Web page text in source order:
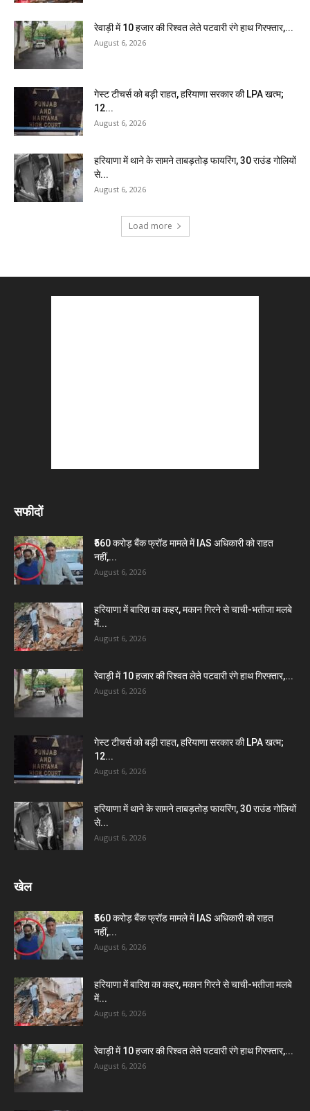
रेवाड़ी में 10 हजार की रिश्वत लेते पटवारी रंगे हाथ गिरफ्तार,...
August 6, 2026
गेस्ट टीचर्स को बड़ी राहत, हरियाणा सरकार की LPA खत्म;
12...
August 6, 2026
हरियाणा में थाने के सामने ताबड़तोड़ फायरिंग, 30 राउंड गोलियों
से...
August 6, 2026
Load more
सफीदों
₹560 करोड़ बैंक फ्रॉड मामले में IAS अधिकारी को राहत
नहीं,...
August 6, 2026
हरियाणा में बारिश का कहर, मकान गिरने से चाची-भतीजा मलबे
में...
August 6, 2026
रेवाड़ी में 10 हजार की रिश्वत लेते पटवारी रंगे हाथ गिरफ्तार,...
August 6, 2026
गेस्ट टीचर्स को बड़ी राहत, हरियाणा सरकार की LPA खत्म;
12...
August 6, 2026
हरियाणा में थाने के सामने ताबड़तोड़ फायरिंग, 30 राउंड गोलियों
से...
August 6, 2026
खेल
₹560 करोड़ बैंक फ्रॉड मामले में IAS अधिकारी को राहत
नहीं,...
August 6, 2026
हरियाणा में बारिश का कहर, मकान गिरने से चाची-भतीजा मलबे
में...
August 6, 2026
रेवाड़ी में 10 हजार की रिश्वत लेते पटवारी रंगे हाथ गिरफ्तार,...
August 6, 2026